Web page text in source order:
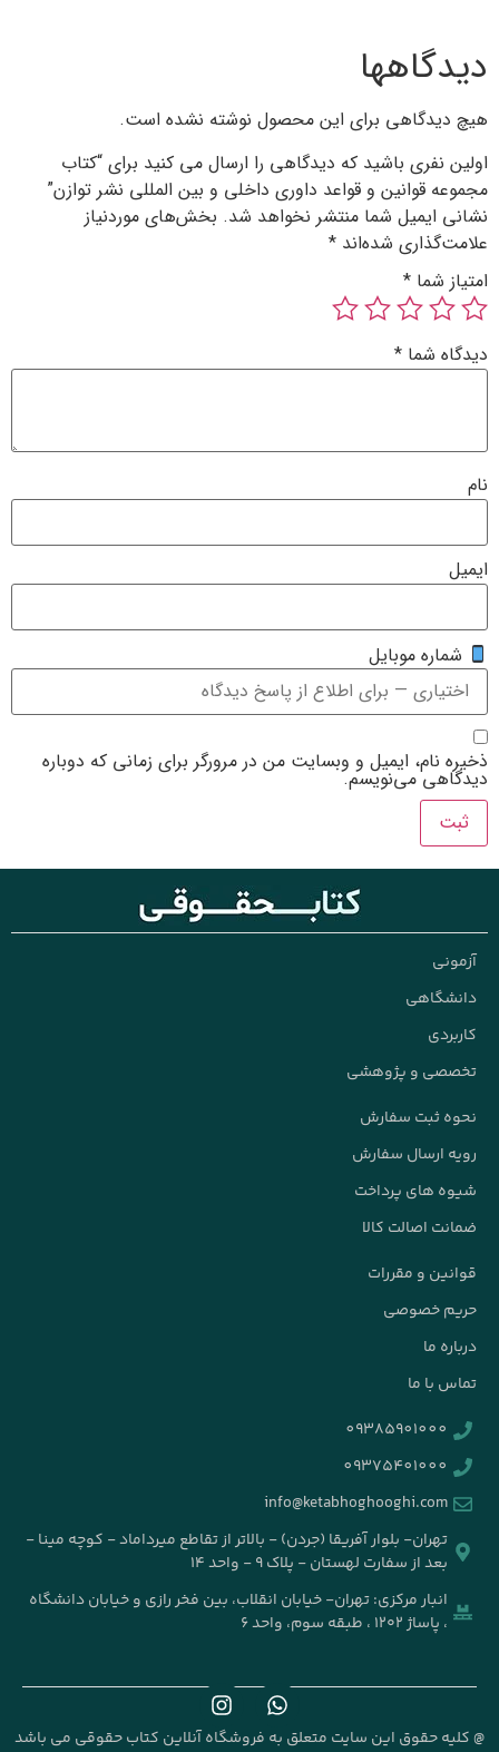
محصول نوشته نشده است.
را ارسال می کنید برای “کتاب
داخلی و بین المللی نشر توازن”
نخواهد شد. بخش‌های موردنیاز
من در مرورگر برای زمانی که دوباره
- بالاتر از تقاطع میرداماد - کوچه مینا -
- واحد ۱۴
انقلاب، بین فخر رازی و خیابان دانشگاه
به فروشگاه آنلاین کتاب حقوقی می باشد